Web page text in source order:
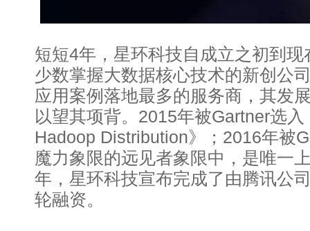
短短4年，星环科技自成立之初到
少数掌握大数据核心技术的新创公
应用案例落地最多的服务商，其发
以望其项背。2015年被Gartner选
Hadoop Distribution》；2016年被
魔力象限的远见者象限中，是唯一
年，星环科技宣布完成了由腾讯公
轮融资。